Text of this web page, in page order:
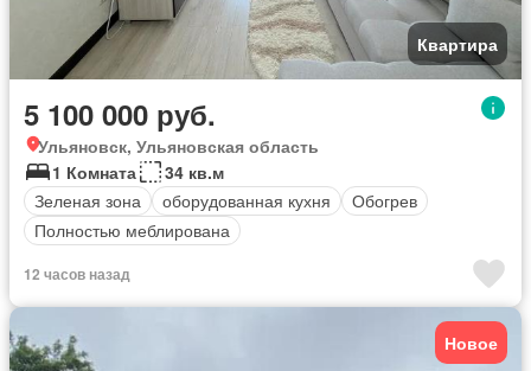
Квартира
5 100 000 руб.
Ульяновск, Ульяновская область
1 Комната
34 кв.м
Зеленая зона
оборудованная кухня
Обогрев
Полностью меблирована
12 часов назад
Новое